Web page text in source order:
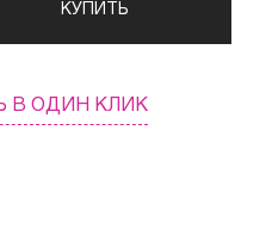
КУПИТЬ
В ОДИН КЛИК